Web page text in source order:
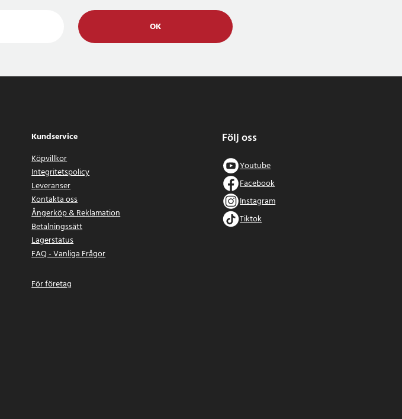
OK
Kundservice
Köpvillkor
Integritetspolicy
Leveranser
Kontakta oss
Ångerköp & Reklamation
Betalningssätt
Lagerstatus
FAQ - Vanliga Frågor
För företag
Följ oss
Youtube
Facebook
Instagram
Tiktok